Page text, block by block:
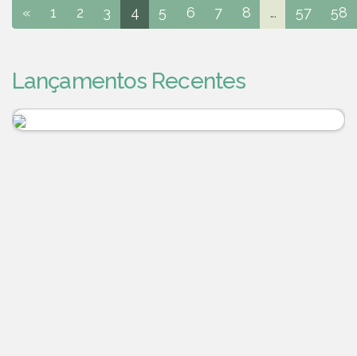
« 1 2 3 4 5 6 7 8 ... 57 58
Lançamentos Recentes